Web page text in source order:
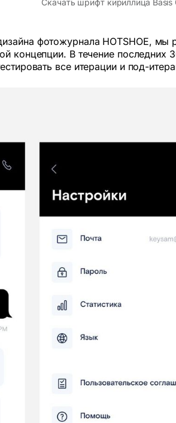
Скачать шрифт кириллица Basis
фотожурнала HOTSHOE, мы
концепции. В течение
все итерации и под-